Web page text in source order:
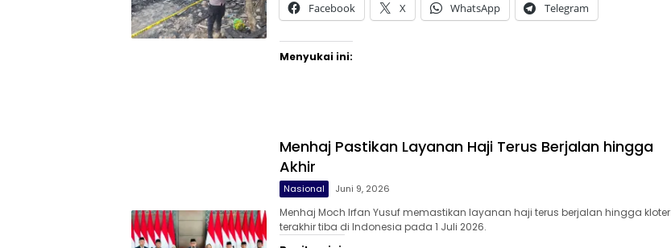
Facebook X WhatsApp Telegram
Menyukai ini:
Menhaj Pastikan Layanan Haji Terus Berjalan hingga
Akhir
Nasional Juni 9, 2026
Menhaj Moch Irfan Yusuf memastikan layanan haji terus berjalan hingga kloter
terakhir tiba di Indonesia pada 1 Juli 2026.